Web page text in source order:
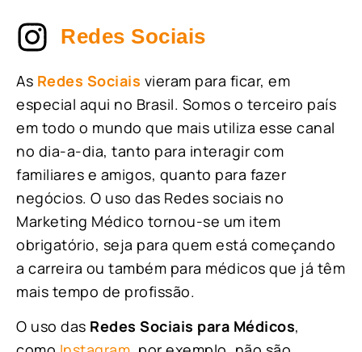
Redes Sociais
As Redes Sociais vieram para ficar, em
especial aqui no Brasil. Somos o terceiro país
em todo o mundo que mais utiliza esse canal
no dia-a-dia, tanto para interagir com
familiares e amigos, quanto para fazer
negócios. O uso das Redes sociais no
Marketing Médico tornou-se um item
obrigatório, seja para quem está começando
a carreira ou também para médicos que já têm
mais tempo de profissão.
O uso das Redes Sociais para Médicos,